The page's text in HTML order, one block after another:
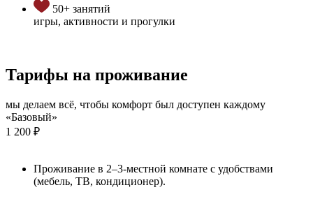
50+ занятий
игры, активности и прогулки
Тарифы на проживание
мы делаем всё, чтобы комфорт был доступен каждому
«Базовый»
1 200 ₽
Проживание в 2–3-местной комнате с удобствами
(мебель, ТВ, кондиционер).